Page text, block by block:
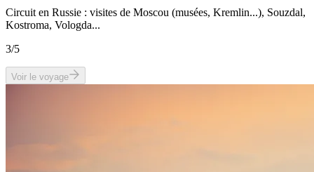
Circuit en Russie : visites de Moscou (musées, Kremlin...), Souzdal,
Kostroma, Vologda...
3/5
Voir le voyage